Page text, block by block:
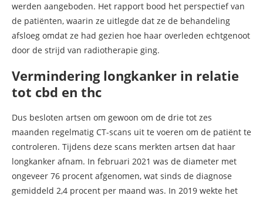
werden aangeboden. Het rapport bood het perspectief van
de patiënten, waarin ze uitlegde dat ze de behandeling
afsloeg omdat ze had gezien hoe haar overleden echtgenoot
door de strijd van radiotherapie ging.
Vermindering longkanker in relatie
tot cbd en thc
Dus besloten artsen om gewoon om de drie tot zes
maanden regelmatig CT-scans uit te voeren om de patiënt te
controleren. Tijdens deze scans merkten artsen dat haar
longkanker afnam. In februari 2021 was de diameter met
ongeveer 76 procent afgenomen, wat sinds de diagnose
gemiddeld 2,4 procent per maand was. In 2019 wekte het